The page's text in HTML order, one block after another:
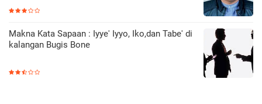
Makna Kata Sapaan : Iyye' Iyyo, Iko,dan Tabe' di
kalangan Bugis Bone